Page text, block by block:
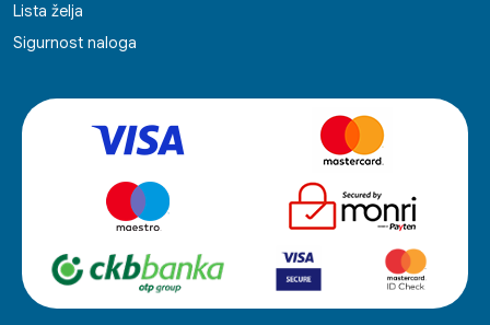
Lista želja
Sigurnost naloga